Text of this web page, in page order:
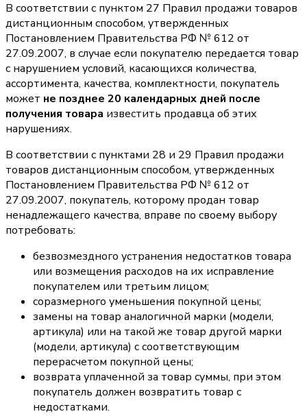
В соответствии с пунктом 27 Правил продажи товаров
дистанционным способом, утвержденных
Постановлением Правительства РФ № 612 от
27.09.2007, в случае если покупателю передается товар
с нарушением условий, касающихся количества,
ассортимента, качества, комплектности, покупатель
может не позднее 20 календарных дней после
получения товара известить продавца об этих
нарушениях.
В соответствии с пунктами 28 и 29 Правил продажи
товаров дистанционным способом, утвержденных
Постановлением Правительства РФ № 612 от
27.09.2007, покупатель, которому продан товар
ненадлежащего качества, вправе по своему выбору
потребовать:
безвозмездного устранения недостатков товара
или возмещения расходов на их исправление
покупателем или третьим лицом;
соразмерного уменьшения покупной цены;
замены на товар аналогичной марки (модели,
артикула) или на такой же товар другой марки
(модели, артикула) с соответствующим
перерасчетом покупной цены;
возврата уплаченной за товар суммы, при этом
покупатель должен возвратить товар с
недостатками.